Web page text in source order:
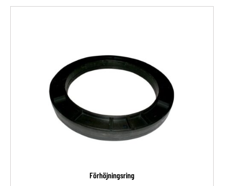
Förhöjningsring